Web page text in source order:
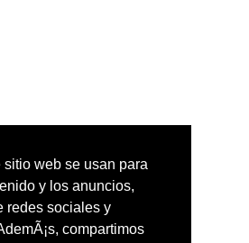
sitio web se usan para
y los anuncios,
redes sociales y
compartimos